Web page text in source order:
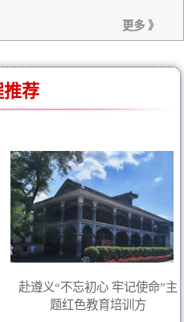
更多 》
推荐
赴遵义“不忘初心 牢记使命”主
题红色教育培训方